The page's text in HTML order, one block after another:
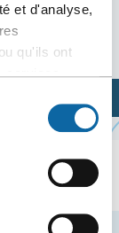
et d'analyse,
qu'ils ont
services.
Laval
lien
s'ouvrira
dans
une
nouvelle
fenêtre